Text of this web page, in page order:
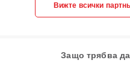
Вижте всички
Защо трябва